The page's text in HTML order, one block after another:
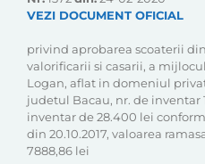
VEZI DOCUMENT OFICIAL
privind aprobarea scoaterii
valorificarii si casarii, a
Logan, aflat in domeniul
judetul Bacau, nr. de inventar
inventar de 28.400 lei
din 20.10.2017, valoarea
7888,86 lei